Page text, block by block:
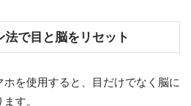
法で目と脳をリセット
を使用すると、目だけでなく脳に
す。